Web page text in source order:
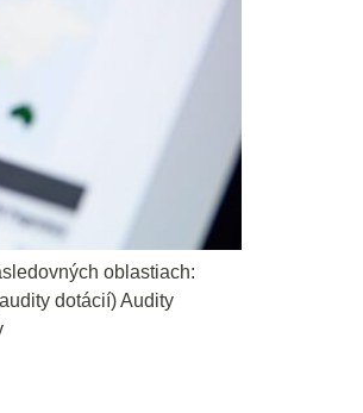
oblastiach:
dotácií) Audity